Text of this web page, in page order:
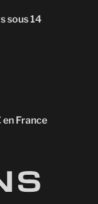
sous 14
France